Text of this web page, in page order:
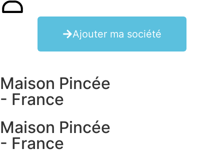
Ajouter ma société
Maison Pincée
- France
Maison Pincée
- France